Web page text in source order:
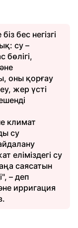
бес негізгі
су –
оны қорғау
жер үсті
климат
су
еліміздегі су
саясатын
– деп
ирригация